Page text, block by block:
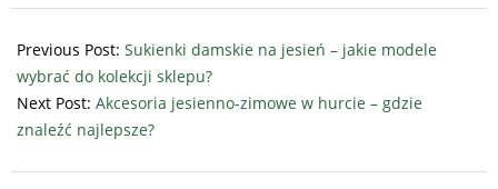
09-
07
Previous Post: Sukienki damskie na jesień – jakie modele
wybrać do kolekcji sklepu?
Next Post: Akcesoria jesienno-zimowe w hurcie – gdzie
znaleźć najlepsze?